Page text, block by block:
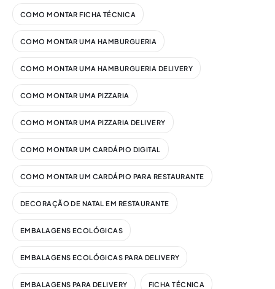
COMO MONTAR FICHA TÉCNICA
COMO MONTAR UMA HAMBURGUERIA
COMO MONTAR UMA HAMBURGUERIA DELIVERY
COMO MONTAR UMA PIZZARIA
COMO MONTAR UMA PIZZARIA DELIVERY
COMO MONTAR UM CARDÁPIO DIGITAL​
COMO MONTAR UM CARDÁPIO PARA RESTAURANTE
DECORAÇÃO DE NATAL EM RESTAURANTE
EMBALAGENS ECOLÓGICAS
EMBALAGENS ECOLÓGICAS PARA DELIVERY
EMBALAGENS PARA DELIVERY FICHA TÉCNICA